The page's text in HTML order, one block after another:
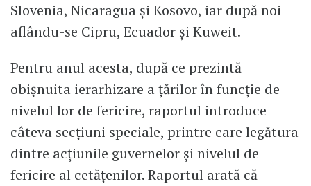
Slovenia, Nicaragua şi Kosovo, iar după noi
aflându-se Cipru, Ecuador şi Kuweit.
Pentru anul acesta, după ce prezintă
obişnuita ierarhizare a ţărilor în funcţie de
nivelul lor de fericire, raportul introduce
câteva secţiuni speciale, printre care legătura
dintre acţiunile guvernelor şi nivelul de
fericire al cetăţenilor. Raportul arată că